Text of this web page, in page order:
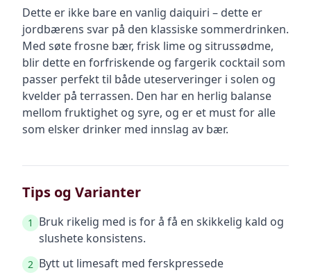
Dette er ikke bare en vanlig daiquiri – dette er
jordbærens svar på den klassiske sommerdrinken.
Med søte frosne bær, frisk lime og sitrussødme,
blir dette en forfriskende og fargerik cocktail som
passer perfekt til både uteserveringer i solen og
kvelder på terrassen. Den har en herlig balanse
mellom fruktighet og syre, og er et must for alle
som elsker drinker med innslag av bær.
Tips og Varianter
1
Bruk rikelig med is for å få en skikkelig kald og
slushete konsistens.
2 Bytt ut limesaft med ferskpressede